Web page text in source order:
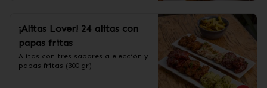
¡Alitas Lover! 24 alitas con
papas fritas
Alitas con tres sabores a elección y
papas fritas (300 gr)